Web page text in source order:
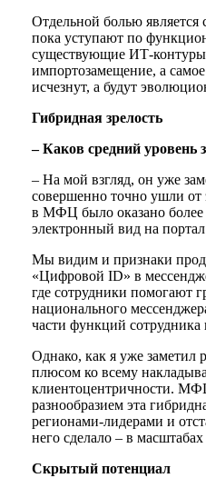
Отдельной болью
пока уступают по
существующие ИТ-
импортозамещение, а
исчезнут, а будут
Гибридная зрелость
– Каков средний
– На мой взгляд, он уже
совершенно точно ушли от
в МФЦ было оказано более
электронный вид на
Мы видим и признаки
«Цифровой ID» в
где сотрудники помогают
национального
части функций
Однако, как я уже заметил
плюсом ко всему
клиентоцентричности.
разнообразием эта
регионами-лидерами и
него сделало – в
Скрытый потенциал